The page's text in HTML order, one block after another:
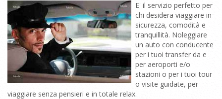
E' il servizio perfetto per
chi desidera viaggiare in
sicurezza, comodità e
tranquillità. Noleggiare
un auto con conducente
per i tuoi transfer da e
per aeroporti e/o
stazioni o per i tuoi tour
o visite guidate, per
viaggiare senza pensieri e in totale relax.